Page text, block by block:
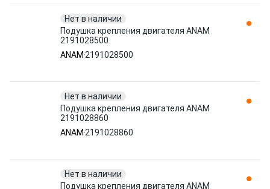
Нет в наличии
Подушка крепления двигателя ANAM
2191028500
ANAM 2191028500
Нет в наличии
Подушка крепления двигателя ANAM
2191028860
ANAM 2191028860
Нет в наличии
Подушка крепления двигателя ANAM